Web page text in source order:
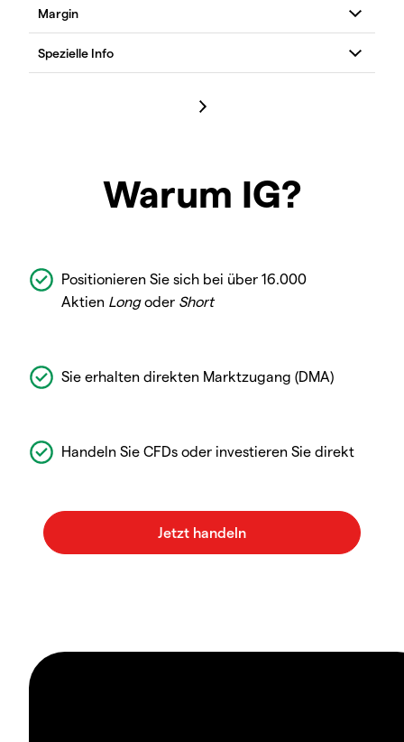
Warum IG?
Positionieren Sie sich bei über 16.000
Aktien Longoder Short
Sie erhalten direkten Marktzugang (DMA)
Handeln Sie CFDs oder investieren Sie direkt